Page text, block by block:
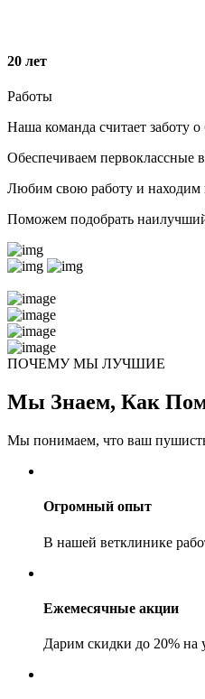
20 лет
Работы
Наша команда считает заботу
Обеспечиваем первоклассные
Любим свою работу и находим
Поможем подобрать
ПОЧЕМУ МЫ ЛУЧШИЕ
Мы Знаем, Как
Мы понимаем, что ваш
Огромный опыт
В нашей ветклинике
Ежемесячные акции
Дарим скидки до 20% на